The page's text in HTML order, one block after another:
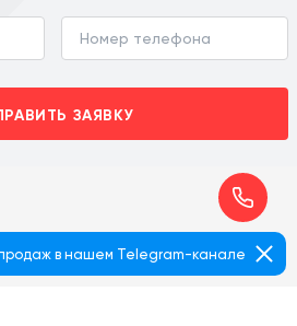
ЗАЯВКУ
в нашем Telegram-канале